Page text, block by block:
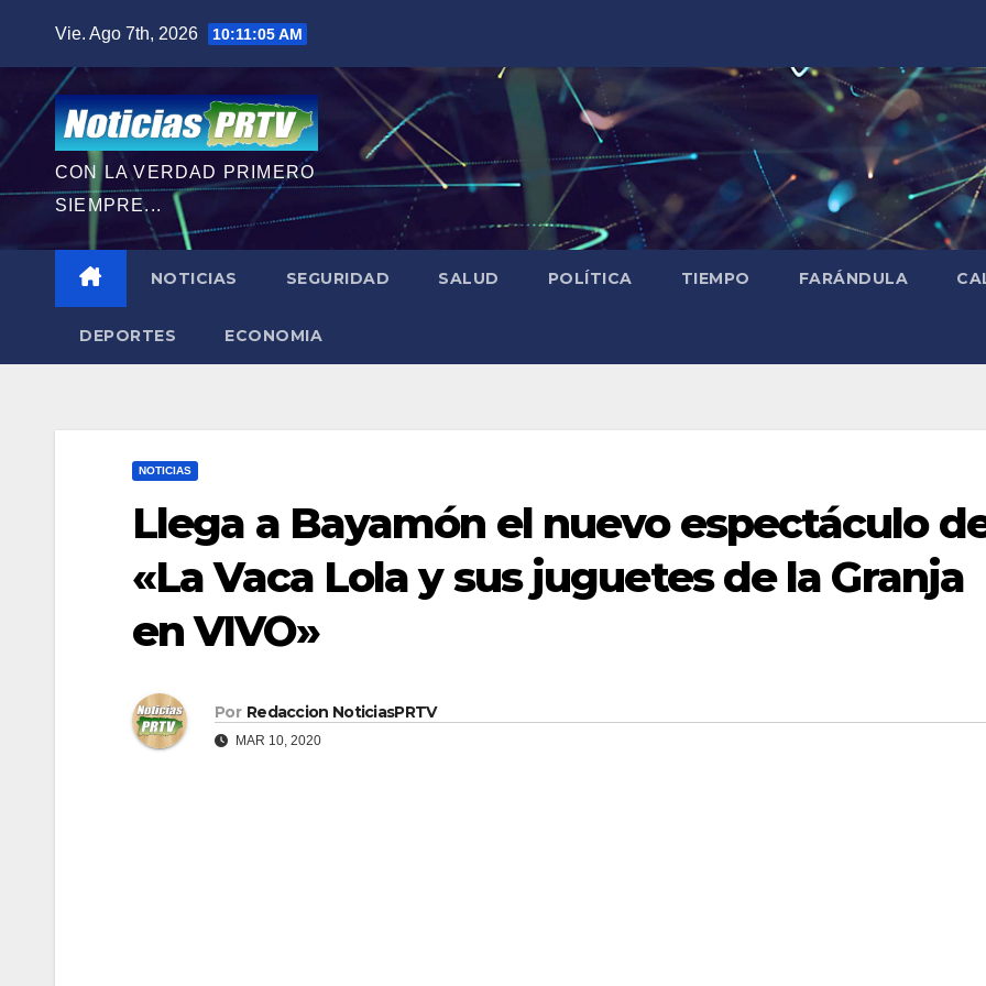
contenido
Vie. Ago 7th, 2026 10:11:07 AM
CON LA VERDAD PRIMERO
SIEMPRE...
NOTICIAS SEGURIDAD SALUD POLÍTICA TIEMPO FARÁNDULA
DEPORTES ECONOMIA
NOTICIAS
Llega a Bayamón el nuevo espectáculo
«La Vaca Lola y sus juguetes de la Granja
en VIVO»
Por Redaccion NoticiasPRTV
MAR 10, 2020